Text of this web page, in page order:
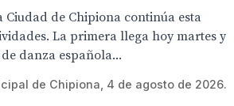
Ciudad de Chipiona continúa esta
La primera llega hoy martes y
danza española...
de Chipiona, 4 de agosto de 2026.